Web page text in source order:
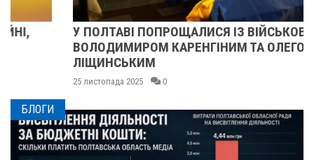
У ПОЛТАВІ ПОПРОЩАЛИСЯ ІЗ ВІЙСЬКОВИМИ
ВОЛОДИМИРОМ КАРЕНГІНИМ ТА ОЛЕГОМ
ЛІЩИНСЬКИМ
25 листопада 2025 0
БЛОГИ